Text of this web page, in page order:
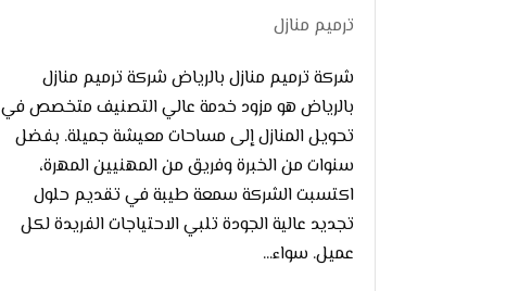
ترميم منازل
شركة ترميم منازل بالرياض شركة ترميم منازل
بالرياض هو مزود خدمة عالي التصنيف متخصص في
تحويل المنازل إلى مساحات معيشة جميلة. بفضل
سنوات من الخبرة وفريق من المهنيين المهرة،
اكتسبت الشركة سمعة طيبة في تقديم حلول
تجديد عالية الجودة تلبي الاحتياجات الفريدة لكل
عميل. سواء...